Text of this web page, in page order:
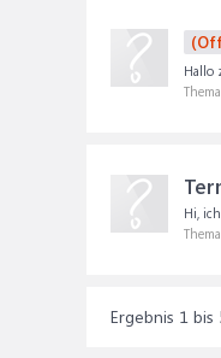
Hallo
Hi,
Ergebnis 1 bis